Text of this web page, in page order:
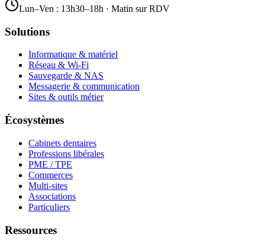
Lun–Ven : 13h30–18h · Matin sur RDV
Solutions
Informatique & matériel
Réseau & Wi-Fi
Sauvegarde & NAS
Messagerie & communication
Sites & outils métier
Écosystèmes
Cabinets dentaires
Professions libérales
PME / TPE
Commerces
Multi-sites
Associations
Particuliers
Ressources